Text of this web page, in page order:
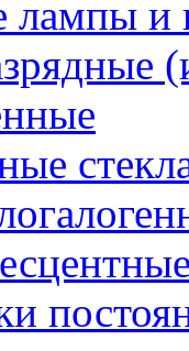
лампы и